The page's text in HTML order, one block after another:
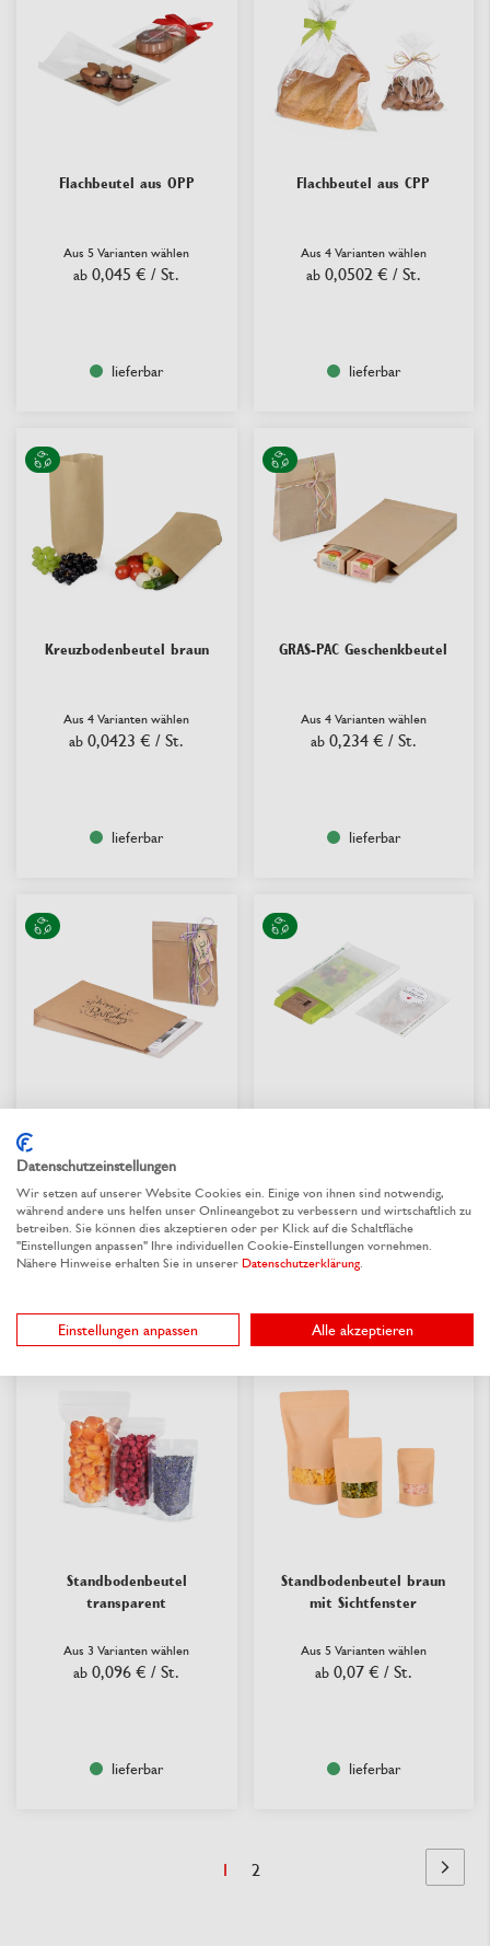
Flachbeutel aus OPP
Aus 5 Varianten wählen
ab 0,045 € / St.
lieferbar
Flachbeutel aus CPP
Aus 4 Varianten wählen
ab 0,0502 € / St.
lieferbar
Kreuzbodenbeutel braun
Aus 4 Varianten wählen
ab 0,0423 € / St.
lieferbar
GRAS-PAC Geschenkbeutel
Aus 4 Varianten wählen
ab 0,234 € / St.
lieferbar
Geschenkbeutel aus
ab 0,225 € / St.
Flachbeutel aus
ab 0,0343 € / St.
Standbodenbeutel
transparent
Aus 3 Varianten wählen
ab 0,096 € / St.
lieferbar
Standbodenbeutel braun
mit Sichtfenster
Aus 5 Varianten wählen
ab 0,07 € / St.
lieferbar
Sie
1 Seite
2
Seite
Datenschutzeinstellungen
Wir setzen auf unserer Website Cookies ein. Einige von ihnen sind notwendig,
während andere uns helfen unser Onlineangebot zu verbessern und wirtschaftlich zu
betreiben. Sie können dies akzeptieren oder per Klick auf die Schaltfläche
"Einstellungen anpassen" Ihre individuellen Cookie-Einstellungen vornehmen.
Nähere Hinweise erhalten Sie in unserer Datenschutzerklärung
Einstellungen anpassen Alle akzeptieren